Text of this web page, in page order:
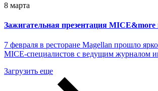
8 марта
Зажигательная презентация
7 февраля в ресторане Magellan прошло
MICE-специалистов с ведущим журналом
Загрузить еще